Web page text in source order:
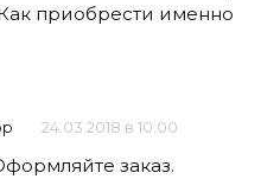
приобрести именно
24.03.2018 в 10:00
заказ.